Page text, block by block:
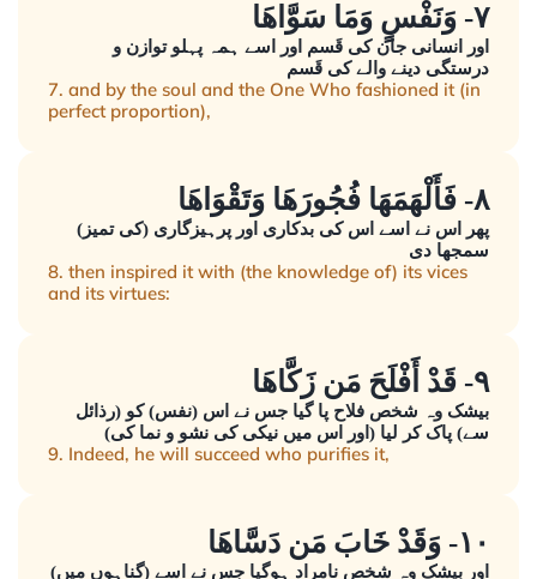
٧- وَنَفْسٍ وَمَا سَوَّاهَا
اور انسانی جان کی قَسم اور اسے ہمہ پہلو توازن و
درستگی دینے والے کی قَسم
7. and by the soul and the One Who fashioned it (in
perfect proportion),
٨- فَأَلْهَمَهَا فُجُورَهَا وَتَقْوَاهَا
پھر اس نے اسے اس کی بدکاری اور پرہیزگاری (کی تمیز)
سمجھا دی
8. then inspired it with (the knowledge of) its vices
and its virtues:
٩- قَدْ أَفْلَحَ مَن زَكَّاهَا
بیشک وہ شخص فلاح پا گیا جس نے اس (نفس) کو (رذائل
سے) پاک کر لیا (اور اس میں نیکی کی نشو و نما کی)
9. Indeed, he will succeed who purifies it,
١٠- وَقَدْ خَابَ مَن دَسَّاهَا
اور بیشک وہ شخص نامراد ہوگیا جس نے اسے (گناہوں میں)